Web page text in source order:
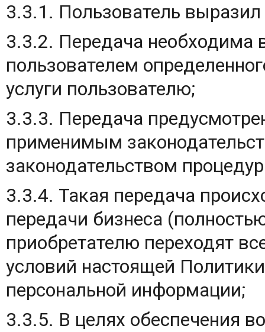
3.3.1. Пользователь выразил
3.3.2. Передача необходима
пользователем
услуги пользователю;
3.3.3. Передача
применимым
законодательством
3.3.4. Такая передача
передачи бизнеса
приобретателю переходят
условий настоящей
персональной информации;
3.3.5. В целях обеспечения